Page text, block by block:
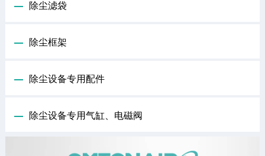
除尘滤袋
除尘框架
除尘设备专用配件
除尘设备专用气缸、电磁阀